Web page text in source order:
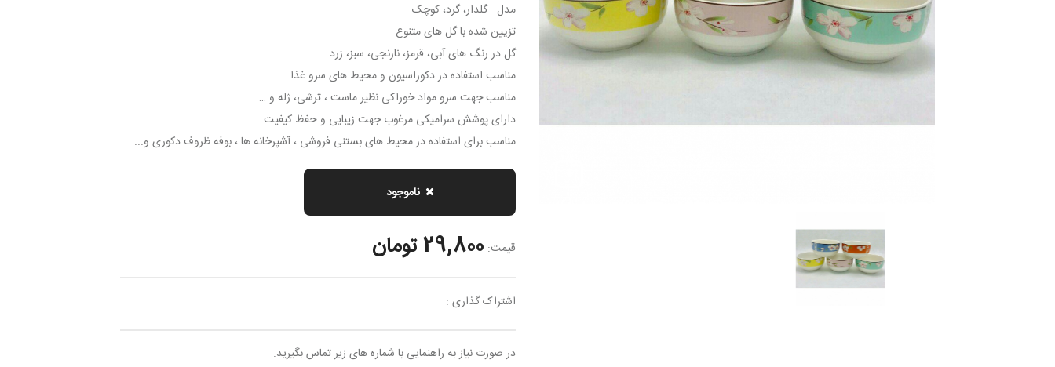
مدل : گلدار، گرد، کوچک
تزیین شده با گل های متنوع
گل در رنگ های آبی، قرمز، نارنجی، سبز، زرد
مناسب استفاده در دکوراسیون و محیط های سرو غذا
مناسب جهت سرو مواد خوراکی نظیر ماست ، ترشی، ژله و …
دارای پوشش سرامیکی مرغوب جهت زیبایی و حفظ کیفیت
مناسب برای استفاده در محیط های بستنی فروشی ، آشپرخانه ها ، بوفه ظروف دکوری و...
ناموجود
قیمت: 29,800 تومان
اشتراک گذاری :
در صورت نیاز به راهنمایی با شماره های زیر تماس بگیرید.